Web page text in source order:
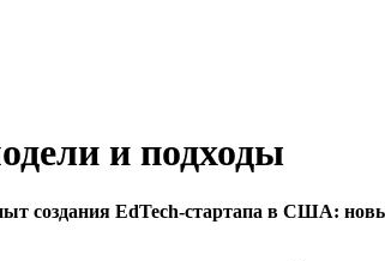
и подходы
создания EdTech-стартапа в США: